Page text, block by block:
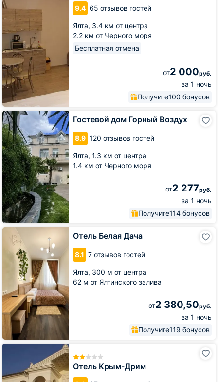
9.4 65 отзывов гостей
Ялта, 3.4 км от центра
2.2 км от Черного моря
Бесплатная отмена
от2 000руб.
за 1 ночь
Получите100 бонусов
Гостевой дом Горный Воздух
8.9 120 отзывов гостей
Ялта, 1.3 км от центра
1.4 км от Черного моря
от2 277руб.
за 1 ночь
Получите114 бонусов
Гостевой
дом
Горный
Воздух
Отель Белая Дача
8.1 7 отзывов гостей
Ялта, 300 м от центра
62 м от Ялтинского залива
от2 380,50руб.
за 1 ночь
Получите119 бонусов
Отель
Белая
Дача
Отель Крым-Дрим
Отель